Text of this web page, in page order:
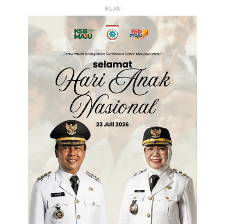
IKLAN